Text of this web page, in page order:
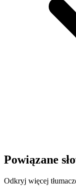
Powiązane
Odkryj więcej